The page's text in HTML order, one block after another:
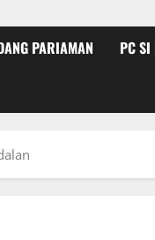
PARIAMAN PC SI